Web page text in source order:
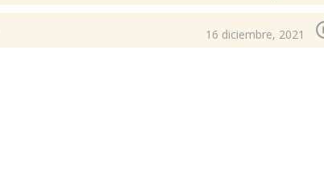
16 diciembre, 2021